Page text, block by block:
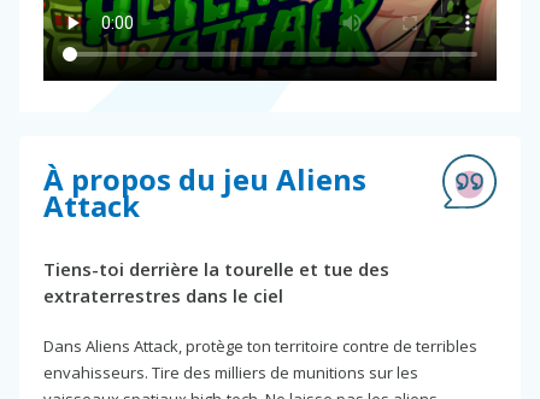
À propos du jeu Aliens
Attack
Tiens-toi derrière la tourelle et tue des
extraterrestres dans le ciel
Dans Aliens Attack, protège ton territoire contre de terribles
envahisseurs. Tire des milliers de munitions sur les